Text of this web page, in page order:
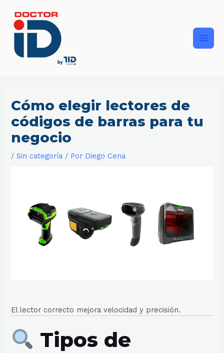
contenido
Cómo elegir lectores de
códigos de barras para tu
negocio
/Sin categoría / Por Diego Cena
El lector correcto mejora velocidad y precisión.
Tipos de